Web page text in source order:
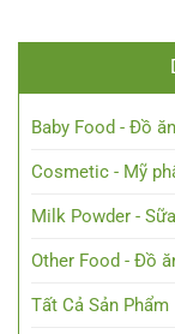
Baby Food - Đồ
Cosmetic - Mỹ
Milk Powder -
Other Food - Đồ
Tất Cả Sản Phẩm